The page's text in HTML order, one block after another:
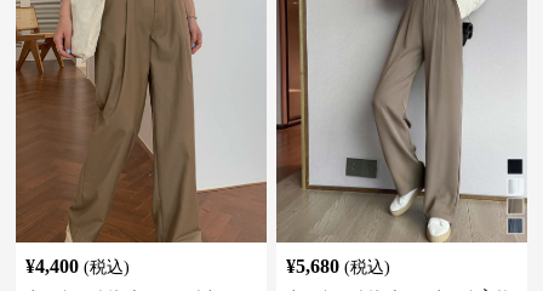
¥4,400 (税込)
¥5,680 (税込)